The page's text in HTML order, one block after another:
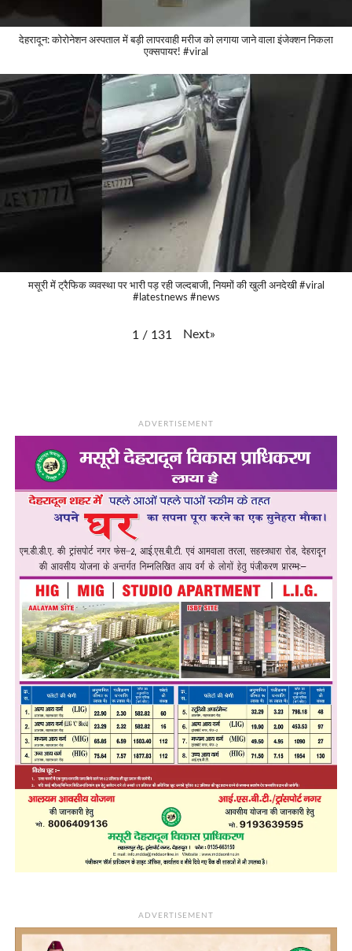
देहरादून: कोरोनेशन अस्पताल में बड़ी लापरवाही मरीज को लगाया जाने वाला इंजेक्शन निकला
एक्सपायर! #viral
मसूरी में ट्रैफिक व्यवस्था पर भारी पड़ रही जल्दबाजी, नियमों की खुली अनदेखी #viral
#latestnews #news
1 / 131 Next»
ADVERTISEMENT
ADVERTISEMENT